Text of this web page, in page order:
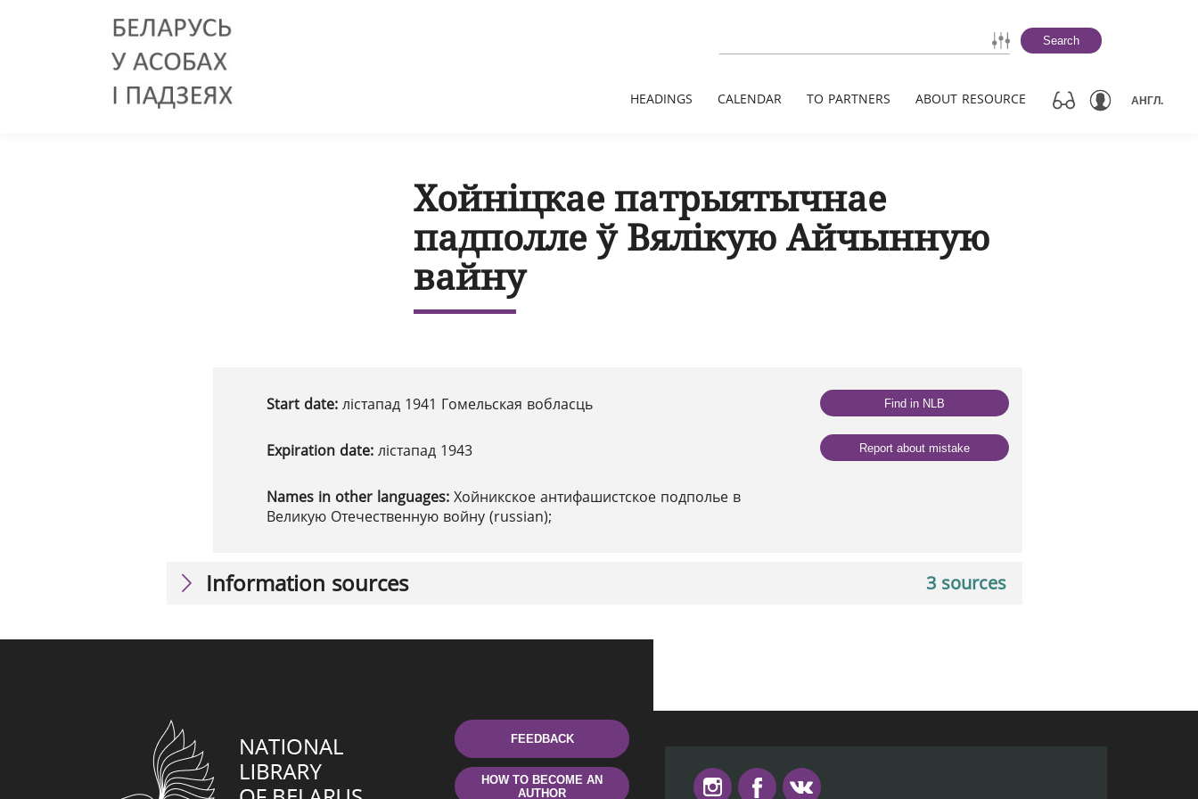
Search
HEADINGS CALENDAR TO PARTNERS ABOUT RESOURCE АНГЛ.
Хойніцкае патрыятычнае
падполле ў Вялікую Айчынную
вайну
Start date: лістапад 1941 Гомельская вобласць
Expiration date: лістапад 1943
Names in other languages: Хойникское антифашистское подполье в
Великую Отечественную войну (russian);
Find in NLB
Report about mistake
3 sources
Information sources
FEEDBACK
HOW TO BECOME AN
AUTHOR